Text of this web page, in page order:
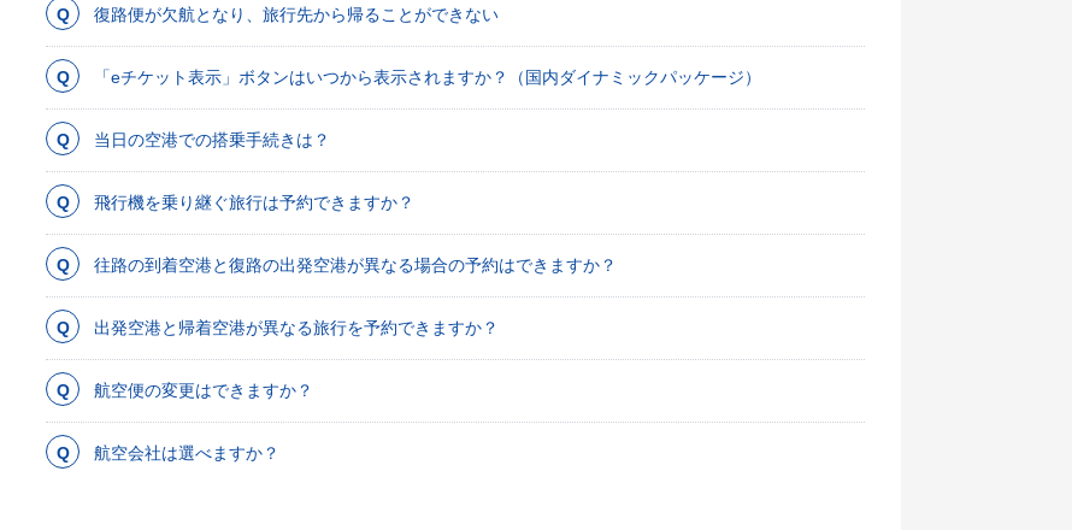
復路便が欠航となり、旅行先から帰ることができない
「eチケット表示」ボタンはいつから表示されますか？（国内ダイナミックパッケージ）
当日の空港での搭乗手続きは？
飛行機を乗り継ぐ旅行は予約できますか？
往路の到着空港と復路の出発空港が異なる場合の予約はできますか？
出発空港と帰着空港が異なる旅行を予約できますか？
航空便の変更はできますか？
航空会社は選べますか？